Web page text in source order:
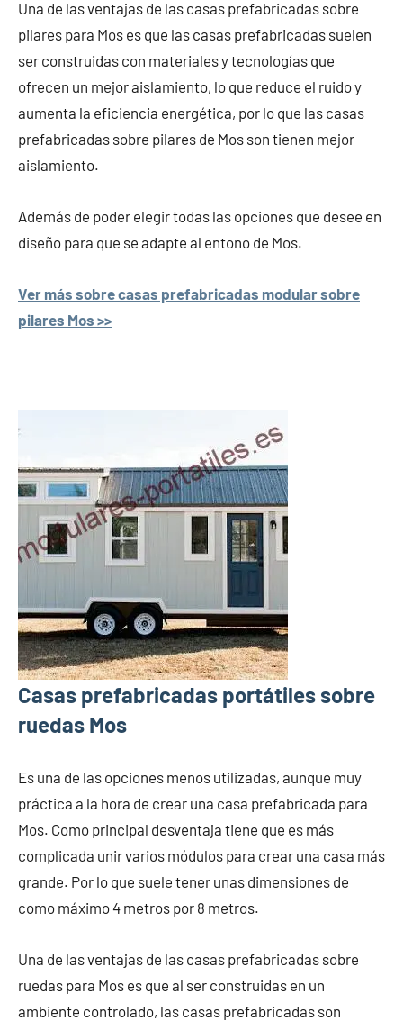
Una de las ventajas de las casas prefabricadas sobre
pilares para Mos es que las casas prefabricadas suelen
ser construidas con materiales y tecnologías que
ofrecen un mejor aislamiento, lo que reduce el ruido y
aumenta la eficiencia energética, por lo que las casas
prefabricadas sobre pilares de Mos son tienen mejor
aislamiento.
Además de poder elegir todas las opciones que desee en
diseño para que se adapte al entono de Mos.
Ver más sobre casas prefabricadas modular sobre
pilares Mos >>
Casas prefabricadas portátiles sobre
ruedas Mos
Es una de las opciones menos utilizadas, aunque muy
práctica a la hora de crear una casa prefabricada para
Mos. Como principal desventaja tiene que es más
complicada unir varios módulos para crear una casa más
grande. Por lo que suele tener unas dimensiones de
como máximo 4 metros por 8 metros.
Una de las ventajas de las casas prefabricadas sobre
ruedas para Mos es que al ser construidas en un
ambiente controlado, las casas prefabricadas son